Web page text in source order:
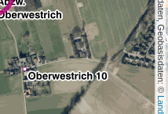
, Kartendaten, Geobasisdaten: ©